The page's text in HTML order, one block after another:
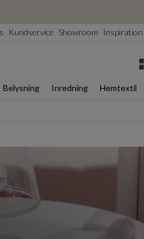
Kundservice Showroom Inspiration
Belysning Inredning Hemtextil